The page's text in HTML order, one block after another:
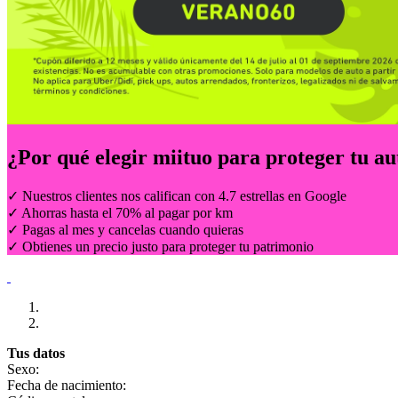
¿Por qué elegir miituo para proteger tu
✓ Nuestros clientes nos califican con 4.7 estrellas en Google
✓ Ahorras hasta el 70% al pagar por km
✓ Pagas al mes y cancelas cuando quieras
✓ Obtienes un precio justo para proteger tu patrimonio
Tus datos
Sexo:
Fecha de nacimiento: